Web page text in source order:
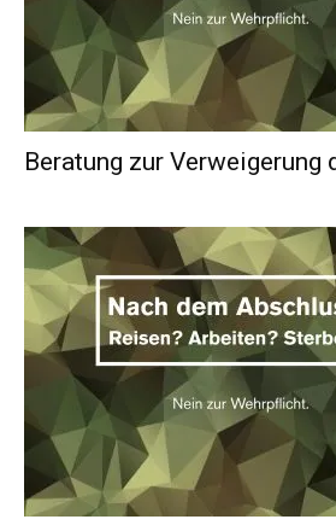
Beratung zur Verweigerung